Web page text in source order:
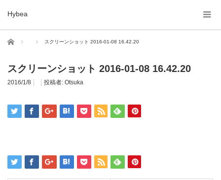
Hybea
ホーム スクリーンショット 2016-01-08 16.42.20
スクリーンショット 2016-01-08 16.42.20
2016/1/8 投稿者: Otsuka